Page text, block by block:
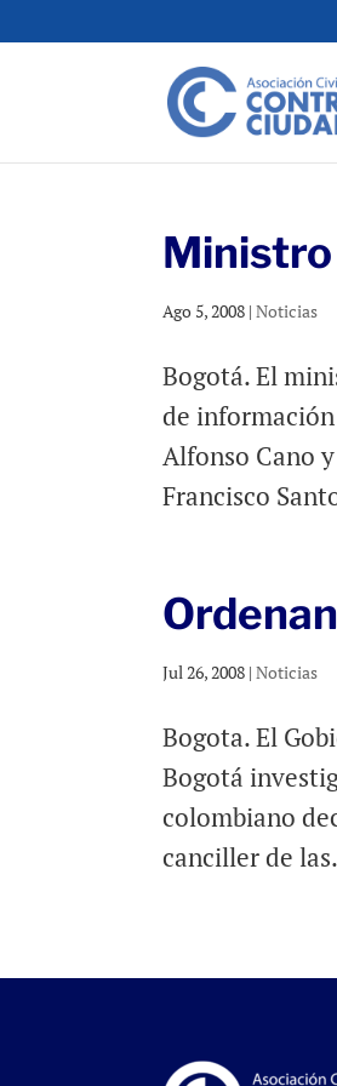
Ministro
Ago 5, 2008 |Noticias
Bogotá. El
de
Alfonso Cano
Francisco
Jul 26, 2008 |Noticias
Bogota. El
Bogotá
colombiano
canciller de